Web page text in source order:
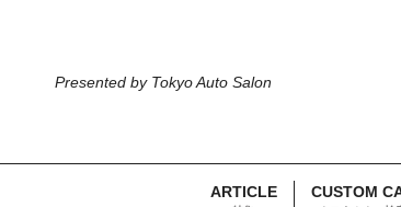
Presented by Tokyo Auto Salon
ARTICLE CUSTOM